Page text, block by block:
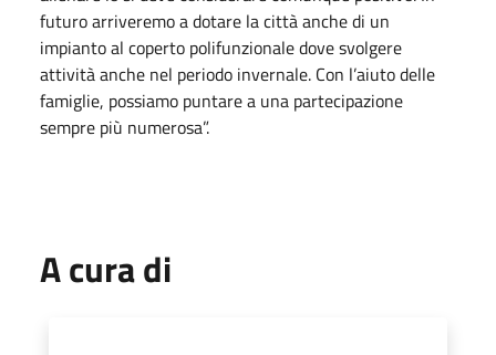
futuro arriveremo a dotare la città anche di un
impianto al coperto polifunzionale dove svolgere
attività anche nel periodo invernale. Con l’aiuto delle
famiglie, possiamo puntare a una partecipazione
sempre più numerosa”.
A cura di